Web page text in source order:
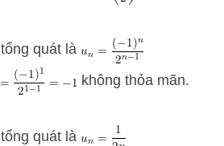
quát là
không thỏa mãn.
quát là